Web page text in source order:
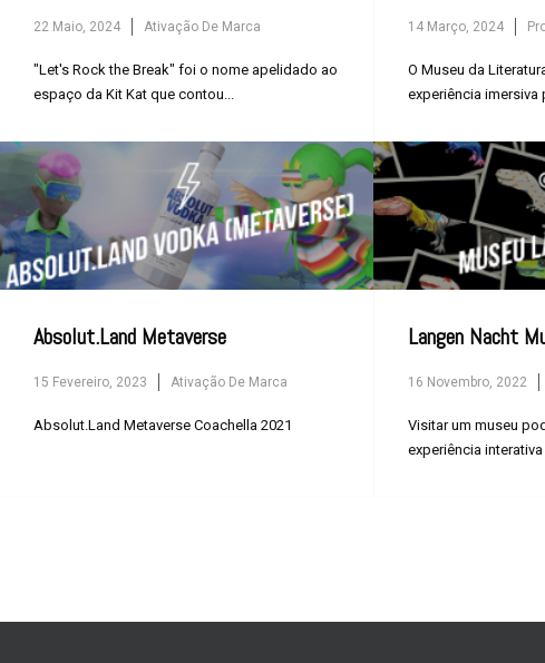
22 Maio, 2024 Ativação De Marca
"Let's Rock the Break" foi o nome apelidado ao
espaço da Kit Kat que contou...
14 Março, 2024
O Museu da
experiência imersiva
Absolut.Land Metaverse
15 Fevereiro, 2023 Ativação De Marca
Absolut.Land Metaverse Coachella 2021
Langen Nacht
16 Novembro, 2022
Visitar um museu
experiência